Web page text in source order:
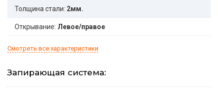
Толщина стали: 2мм.
Открывание: Левое/правое
Смотреть все характеристики
Запирающая система: